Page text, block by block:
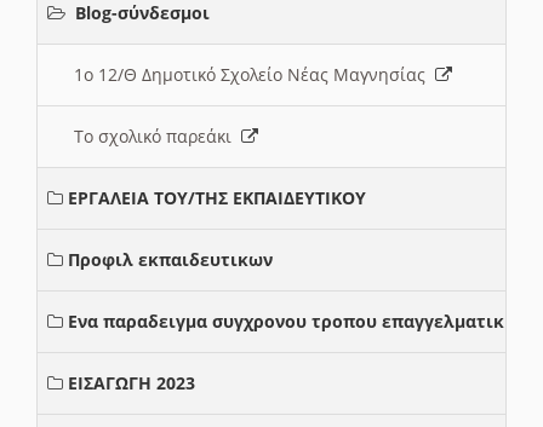
Blog-σύνδεσμοι
1ο 12/Θ Δημοτικό Σχολείο Νέας Μαγνησίας
Το σχολικό παρεάκι
ΕΡΓΑΛΕΙΑ ΤΟΥ/ΤΗΣ ΕΚΠΑΙΔΕΥΤΙΚΟΥ
Προφιλ εκπαιδευτικων
Ενα παραδειγμα συγχρονου τροπου επαγγελματικης
ΕΙΣΑΓΩΓΗ 2023